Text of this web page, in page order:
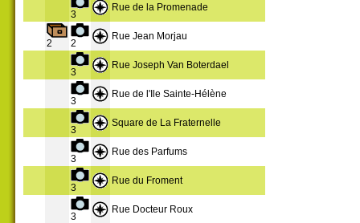
3
Rue de la Promenade
2 2
Rue Jean Morjau
3
Rue Joseph Van Boterdael
3
Rue de l'Ile Sainte-Hélène
3
Square de La Fraternelle
3
Rue des Parfums
3
Rue du Froment
3
Rue Docteur Roux